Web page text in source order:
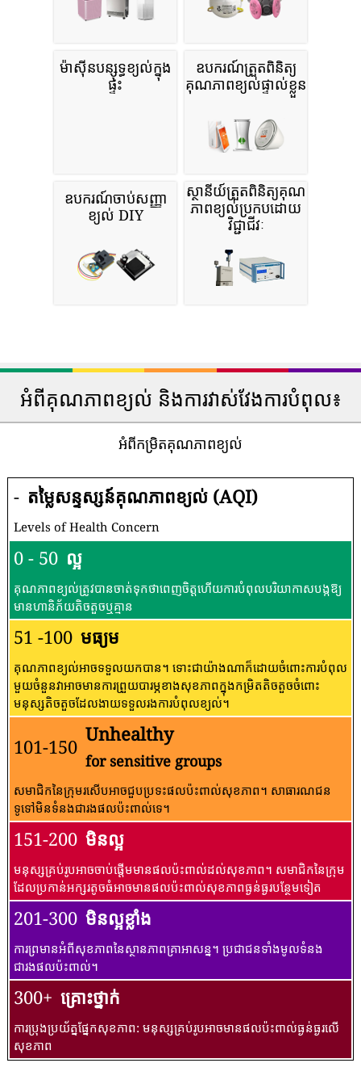
ម៉ាស៊ីនបន្សុទ្ធខ្យល់ក្នុង
ផ្ទះ
ឧបករណ៍ត្រួតពិនិត្យ
គុណភាពខ្យល់ផ្ទាល់ខ្លួន
ឧបករណ៍ចាប់សញ្ញា
ខ្យល់ DIY
ស្ថានីយ៍ត្រួតពិនិត្យគុណ
ភាពខ្យល់ប្រកបដោយ
វិជ្ជាជីវៈ
អំពីគុណភាពខ្យល់ និងការវាស់វែងការបំពុល៖
អំពីកម្រិតគុណភាពខ្យល់
- តម្លៃសន្ទស្សន៍គុណភាពខ្យល់ (AQI)
Levels of Health Concern
0 - 50 ល្អ
គុណភាពខ្យល់ត្រូវបានចាត់ទុកថាពេញចិត្តហើយការបំពុលបរិយាកាសបង្កឱ្យ
មានហានិភ័យតិចតួចឬគ្មាន
51 -100 មធ្យម
គុណភាពខ្យល់អាចទទួលយកបាន។ ទោះជាយ៉ាងណាក៏ដោយចំពោះការបំពុល
មួយចំនួនវាអាចមានការព្រួយបារម្ភខាងសុខភាពក្នុងកម្រិតតិចតួចចំពោះ
មនុស្សតិចតួចដែលងាយទទួលរងការបំពុលខ្យល់។
101-150
Unhealthy
for sensitive groups
សមាជិកនៃក្រុមរសើបអាចជួបប្រទះផលប៉ះពាល់សុខភាព។ សាធារណជន​
ទូទៅ​មិន​ទំនង​ជា​រង​ផល​ប៉ះពាល់​ទេ។
151-200 មិនល្អ
មនុស្សគ្រប់រូបអាចចាប់ផ្តើមមានផលប៉ះពាល់ដល់សុខភាព។ សមាជិកនៃក្រុម
ដែលប្រកាន់អក្សរតូចធំអាចមានផលប៉ះពាល់សុខភាពធ្ងន់ធ្ងរបន្ថែមទៀត
201-300 មិនល្អខ្លាំង
ការព្រមានអំពីសុខភាពនៃស្ថានភាពគ្រាអាសន្ន។ ប្រជាជនទាំងមូលទំនង
ជារងផលប៉ះពាល់។
300+ គ្រោះថ្នាក់
ការប្រុងប្រយ័ត្នផ្នែកសុខភាព: មនុស្សគ្រប់រូបអាចមានផលប៉ះពាល់ធ្ងន់ធ្ងរលើ
សុខភាព